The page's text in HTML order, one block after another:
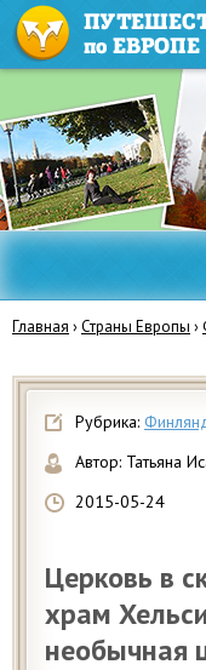
Главная ›Страны Европы ›
Рубрика:
Автор: Татьяна
2015-05-24
Церковь в
храм
необычная